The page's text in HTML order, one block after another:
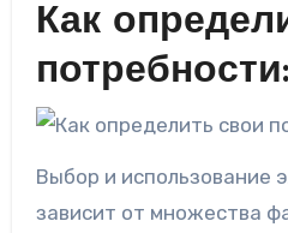
Как
потребности:
Выбор и использование
зависит от множества